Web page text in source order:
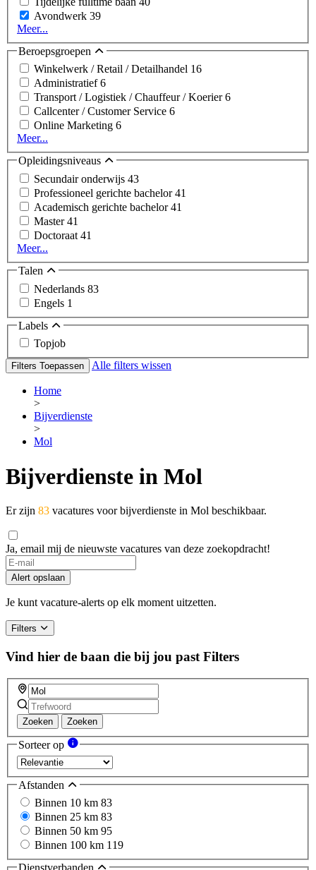
Avondwerk 39
Meer...
Beroepsgroepen
Winkelwerk / Retail / Detailhandel 16
Administratief6
Transport / Logistiek / Chauffeur / Koerier6
Callcenter / Customer Service 6
Online Marketing 6
Meer...
Opleidingsniveaus
Secundair onderwijs 43
Professioneel gerichte bachelor41
Academisch gerichte bachelor41
Master41
Doctoraat 41
Meer...
Talen
Nederlands 83
Engels 1
Labels
Topjob
Filters Toepassen Alle filters wissen
Home
>
Bijverdienste
>
Mol
Bijverdienste in Mol
Er zijn 83 vacatures voor bijverdienste in Mol beschikbaar.
Ja, email mij de nieuwste vacatures van deze zoekopdracht!
Alert opslaan
Je kunt vacature-alerts op elk moment uitzetten.
Filters
Vind hier de baan die bij jou past Filters
Zoeken Zoeken
Sorteer op
Afstanden
Binnen 10 km 83
Binnen 25 km 83
Binnen 50 km 95
Binnen 100 km 119